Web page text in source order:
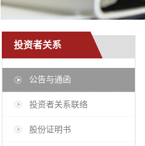
投资者关系
公告与通函
投资者关系联络
股份证明书